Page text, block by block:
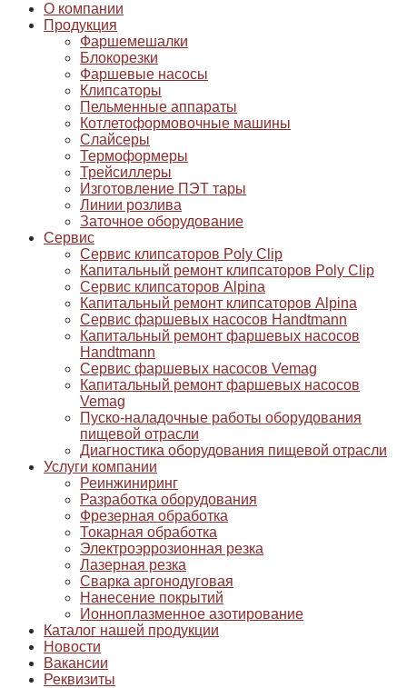
О компании
Продукция
Фаршемешалки
Блокорезки
Фаршевые насосы
Клипсаторы
Пельменные аппараты
Котлетоформовочные машины
Слайсеры
Термоформеры
Трейсиллеры
Изготовление ПЭТ тары
Линии розлива
Заточное оборудование
Сервис
Сервис клипсаторов Poly Clip
Капитальный ремонт клипсаторов Poly Clip
Сервис клипсаторов Alpina
Капитальный ремонт клипсаторов Alpina
Сервис фаршевых насосов Handtmann
Капитальный ремонт фаршевых насосов
Handtmann
Сервис фаршевых насосов Vemag
Капитальный ремонт фаршевых насосов
Vemag
Пуско-наладочные работы оборудования
пищевой отрасли
Диагностика оборудования пищевой отрасли
Услуги компании
Реинжиниринг
Разработка оборудования
Фрезерная обработка
Токарная обработка
Электроэррозионная резка
Лазерная резка
Сварка аргонодуговая
Нанесение покрытий
Ионноплазменное азотирование
Каталог нашей продукции
Новости
Вакансии
Реквизиты